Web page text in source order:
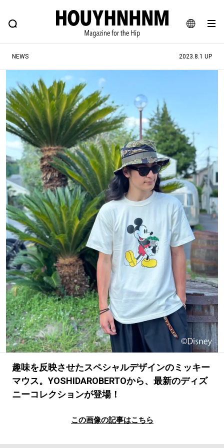
JA
EN
FEATURE BLOG SNAP
ヒップなファッション、カルチャー、ライフスタイルWEBマガジン
#注目のタグ
#SHOPPING ADDICT #憧れの逸品
#ESSENTIAL DESIGNS #古着サミット
#NEW VINTAGE #マイナーグッド図鑑
#路地裏てぃーん。 #MONTHLY JOURNAL
#GH 銘品の所以 #フイナムのYouTube
#Commune H #FOCUS IT #AH.H
#ととけん #FASHION #MUSIC #MOVIE
#LIFESTYLE #SNEAKER #OUTDOOR
#SPORTS #HANDSOME HANDBOOK
NEWS 2023.8.1 UP
趣味を反映させたスペシャルデザインのミッキー
マウス。YOSHIDAROBERTOから、最新のディズ
ニーコレクションが登場！
この画像の記事はこちら